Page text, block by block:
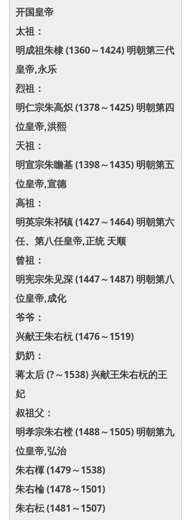
开国皇帝
太祖：
明成祖朱棣 (1360～1424) 明朝第三代
皇帝,永乐
烈祖：
明仁宗朱高炽 (1378～1425) 明朝第四
位皇帝,洪熙
天祖：
明宣宗朱瞻基 (1398～1435) 明朝第五
位皇帝,宣德
高祖：
明英宗朱祁镇 (1427～1464) 明朝第六
任、第八任皇帝,正统 天顺
曾祖：
明宪宗朱见深 (1447～1487) 明朝第八
位皇帝,成化
爷爷：
兴献王朱右杬 (1476～1519)
奶奶：
蒋太后 (?～1538) 兴献王朱右杬的王
妃
叔祖父：
明孝宗朱右樘 (1488～1505) 明朝第九
位皇帝,弘治
朱右楎 (1479～1538)
朱右棆 (1478～1501)
朱右枟 (1481～1507)